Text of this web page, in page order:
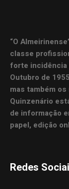
“O
classe
forte incidência
Outubro de
mas também
Quinzenário
de informação
papel, edição
Redes